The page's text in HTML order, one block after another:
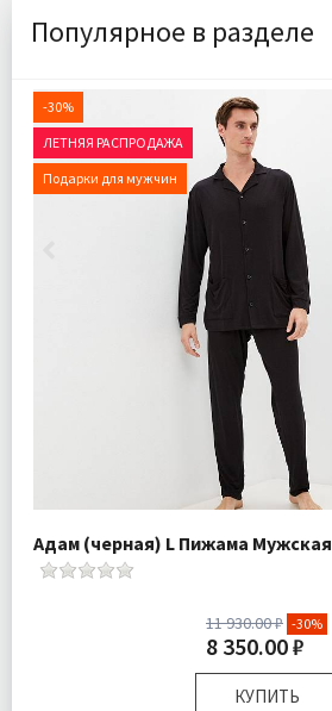
Популярное в разделе
-30%
ЛЕТНЯЯ РАСПРОДАЖА
Подарки для мужчин
Адам (черная) L Пижама Мужская
11 930.00 ₽ -30%
8 350.00 ₽
КУПИТЬ